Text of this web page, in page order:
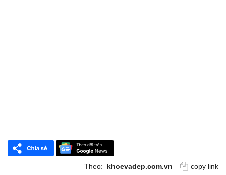
Theo: khoevadep.com.vn copy link